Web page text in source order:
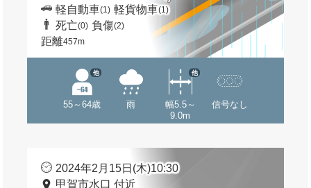
軽自動車(1) 軽貨物車(1)
死亡(0) 負傷(2)
距離457m
55～64歳
他
雨
幅5.5～
9.0m
他
信号なし
2024年2月15日(木)10:30
甲賀市水口 付近